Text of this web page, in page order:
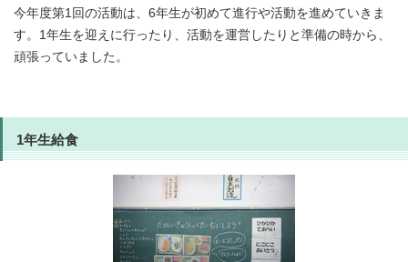
今年度第1回の活動は、6年生が初めて進行や活動を進めていきま
す。1年生を迎えに行ったり、活動を運営したりと準備の時から、
頑張っていました。
1年生給食